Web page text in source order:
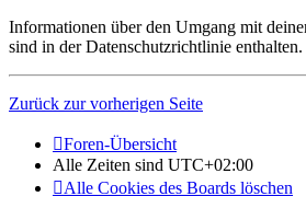
Informationen über den Umgang mit
sind in der Datenschutzrichtlinie enthalten.
Zurück zur vorherigen Seite
Foren-Übersicht
Alle Zeiten sind UTC+02:00
Alle Cookies des Boards löschen